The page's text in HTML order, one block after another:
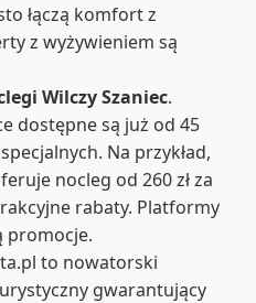
łączą komfort z
z wyżywieniem są
Wilczy Szaniec.
dostępne są już od 45
Na przykład,
nocleg od 260 zł za
rabaty. Platformy
promocje.
to nowatorski
gwarantujący